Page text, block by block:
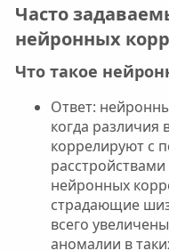
Часто
нейронных
Что такое
Ответ:
когда различия
коррелируют с
нейронных
страдающие
всего
аномалии в